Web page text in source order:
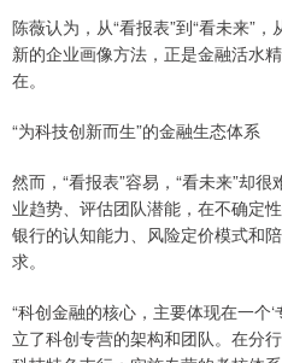
陈薇认为，从“看报表”到“看未来”
新的企业画像方法，正是金融活水
在。
“为科技创新而生”的金融生态体系
然而，“看报表”容易，“看未来”却
业趋势、评估团队潜能，在不确定
银行的认知能力、风险定价模式和
求。
“科创金融的核心，主要体现在一个
立了科创专营的架构和团队。在分